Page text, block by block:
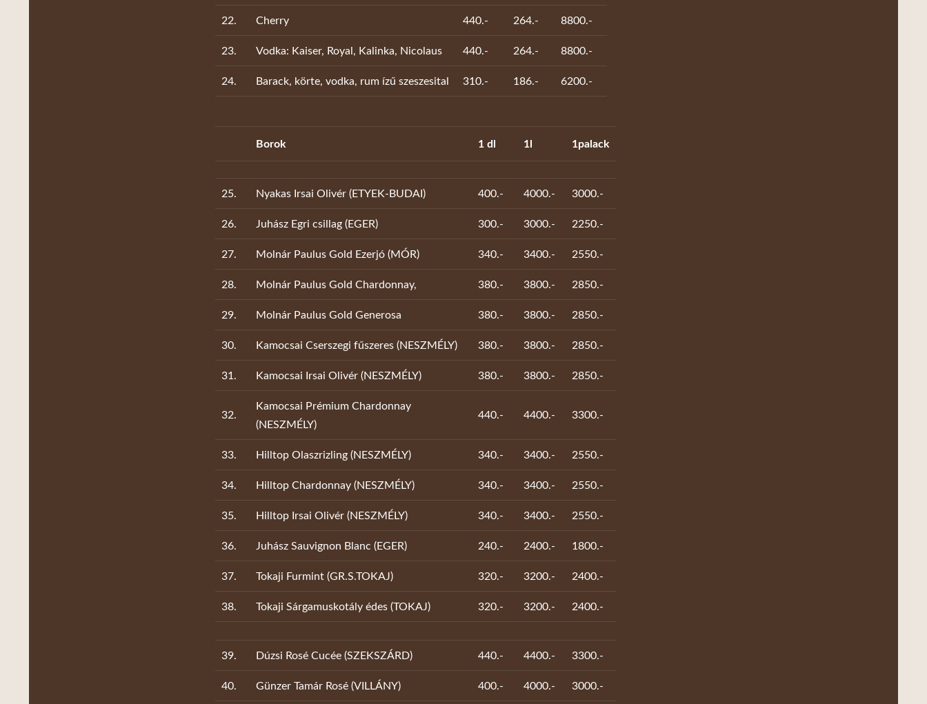
22.
Cherry 440.- 264.-
8800.-
23.
Vodka: Kaiser, Royal, Kalinka, Nicolaus 440.- 264.-
8800.-
24.
Barack, körte, vodka, rum ízű szeszesital 310.- 186.- 6200.-
Borok 1 dl 1l 1palack
25. Nyakas Irsai Olivér (ETYEK-BUDAI) 400.- 4000.-
3000.-
26.
Juhász Egri csillag (EGER) 300.- 3000.-
2250.-
27.
Molnár Paulus Gold Ezerjó (MÓR) 340.- 3400.-
2550.-
28.
Molnár Paulus Gold Chardonnay, 380.- 3800.-
2850.-
29.
Molnár Paulus Gold Generosa 380.- 3800.-
2850.-
30.
Kamocsai Cserszegi fűszeres (NESZMÉLY) 380.- 3800.-
2850.-
31.
Kamocsai Irsai Olivér (NESZMÉLY) 380.- 3800.- 2850.-
32.
Kamocsai Prémium Chardonnay
(NESZMÉLY)
440.- 4400.- 3300.-
33. Hilltop Olaszrizling (NESZMÉLY) 340.- 3400.-
2550.-
34.
Hilltop Chardonnay (NESZMÉLY) 340.- 3400.-
2550.-
35.
Hilltop Irsai Olivér (NESZMÉLY) 340.- 3400.-
2550.-
36.
Juhász Sauvignon Blanc (EGER) 240.- 2400.-
1800.-
37.
Tokaji Furmint (GR.S.TOKAJ) 320.- 3200.-
2400.-
38.
Tokaji Sárgamuskotály édes (TOKAJ) 320.- 3200.- 2400.-
39. Dúzsi Rosé Cucée (SZEKSZÁRD) 440.- 4400.-
3300.-
40.
Günzer Tamár Rosé (VILLÁNY) 400.- 4000.-
3000.-